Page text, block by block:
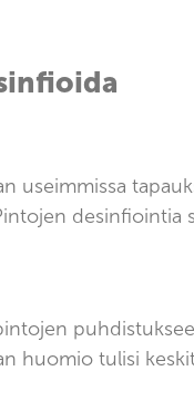
useimmissa
desinfiointia
huomio tulisi